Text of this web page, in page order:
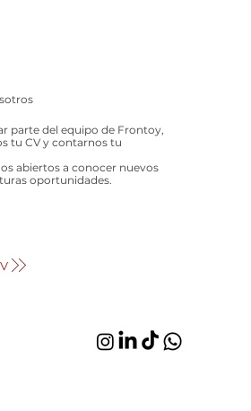
parte del equipo de Frontoy,
tu CV y contarnos tu
abiertos a conocer nuevos
oportunidades.